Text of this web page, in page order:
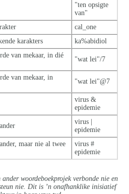
"ten opsigte
van"
cal_one
karakters ka%abidiol
van mekaar, in dié
"wat lei"/7
van mekaar, in
"wat lei"@7
virus &
epidemie
virus |
epidemie
maar nie al twee
virus #
epidemie
woordeboekprojek verbonde nie en
nie. Dit is ’n onafhanklike inisiatief